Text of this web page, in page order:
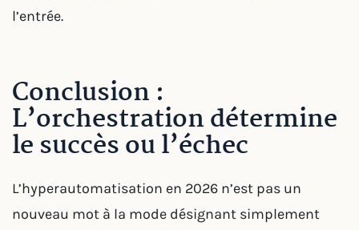
l’entrée.
Conclusion :
L’orchestration détermine
le succès ou l’échec
L’hyperautomatisation en 2026 n’est pas un
nouveau mot à la mode désignant simplement